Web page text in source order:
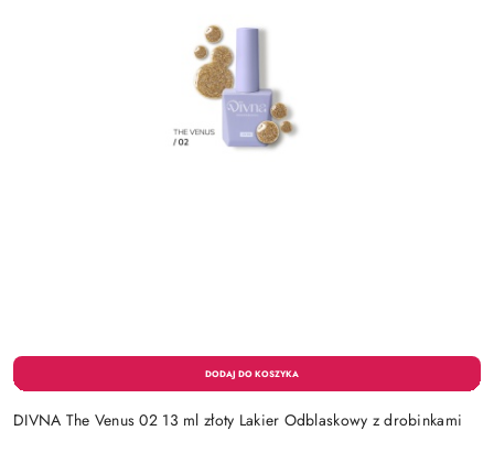
DIVNA The Venus 02 13 ml złoty Lakier Odblaskowy z drobinkami